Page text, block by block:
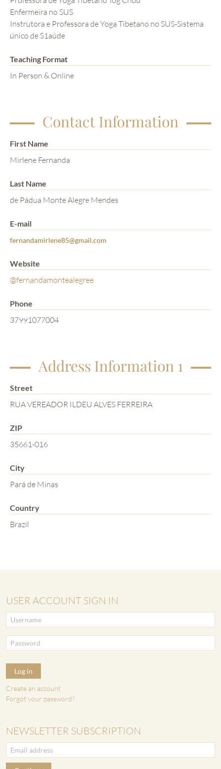
Enfermeira no SUS
Instrutora e Professora de Yoga Tibetano no SUS-Sistema
único de S1aúde
Teaching Format
In Person & Online
Contact Information
First Name
Mirlene Fernanda
Last Name
de Pádua Monte Alegre Mendes
E-mail
fernandamirlene85@gmail.com
Website
@fernandamontealegree
Phone
37991077004
Address Information 1
Street
RUA VEREADOR ILDEU ALVES FERREIRA
ZIP
35661-016
City
Pará de Minas
Country
Brazil
USER ACCOUNT SIGN IN
Log in
Create an account
Forgot your password?
NEWSLETTER SUBSCRIPTION